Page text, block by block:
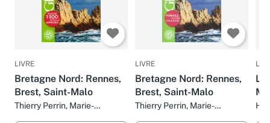
LIVRE
Bretagne Nord: Rennes,
Brest, Saint-Malo
Thierry Perrin, Marie-
LIVRE
Bretagne Nord: Rennes,
Brest, Saint-Malo
Thierry Perrin, Marie-
La